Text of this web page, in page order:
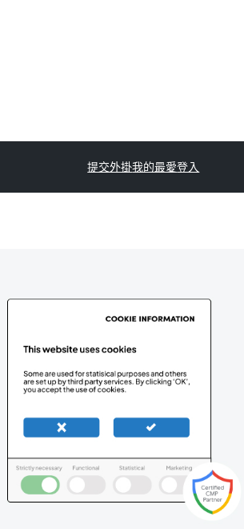
提交外掛我的最愛登入